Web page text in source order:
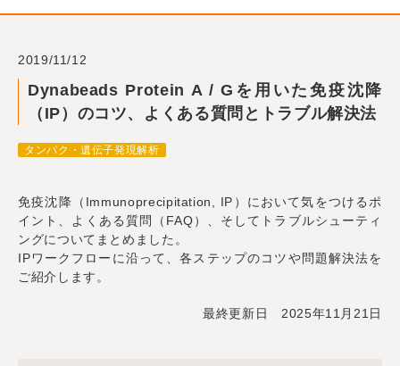
2019/11/12
Dynabeads Protein A / Gを用いた免疫沈降
（IP）のコツ、よくある質問とトラブル解決法
タンパク・遺伝子発現解析
免疫沈降（Immunoprecipitation, IP）において気をつけるポ
イント、よくある質問（FAQ）、そしてトラブルシューティ
ングについてまとめました。
IPワークフローに沿って、各ステップのコツや問題解決法を
ご紹介します。
最終更新日 2025年11月21日